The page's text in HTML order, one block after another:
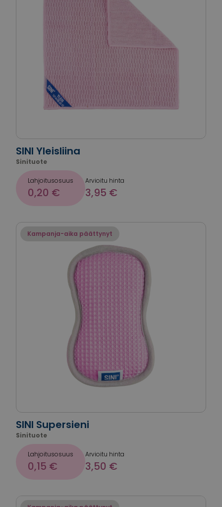
SINI Yleisliina
Sinituote
Lahjoitusosuus
0,20 €
Arvioitu hinta
3,95 €
Kampanja-aika päättynyt
SINI Supersieni
Sinituote
Lahjoitusosuus
0,15 €
Arvioitu hinta
3,50 €